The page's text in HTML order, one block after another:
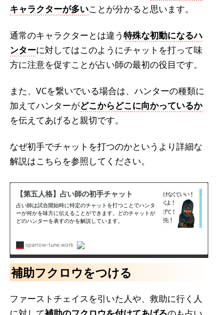
キャラクターが多いことが分かると思います。
通常のキャラクターとは違う特殊な初動になるハ
ンターに対してはこのようにチャットを打って味
方に注意を促すことが占い師の最初の役目です。
また、VCを繋いでいる場合は、ハンターの種類に
加えてハンターがどこからどこに向かっているか
を伝えてあげると親切です。
なぜ初手でチャットを打つのかというより詳細な
解説はこちらを参照してください。
補助フクロウをつける
ファーストチェイスを引いた人や、救助に行く人